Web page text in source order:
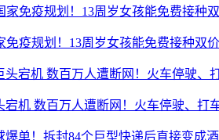
免疫规划！13周岁女孩能免费接种双
宕机 数百万人遭断网！火车停驶、打